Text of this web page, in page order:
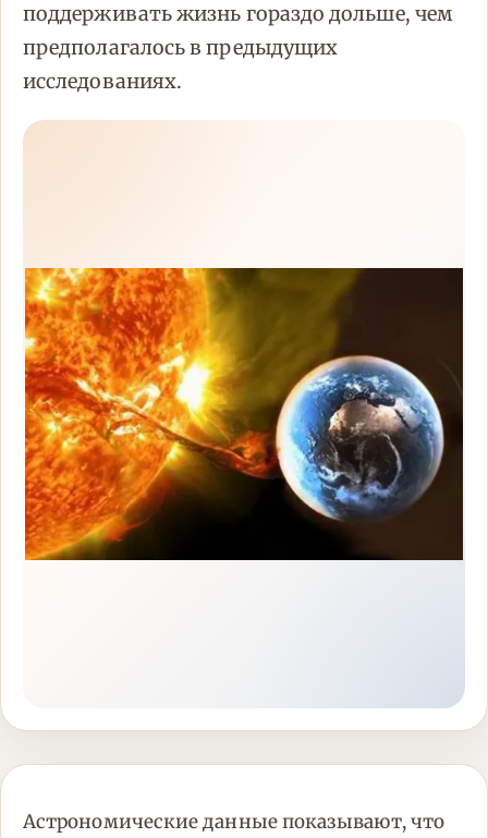
поддерживать жизнь гораздо дольше, чем
предполагалось в предыдущих
исследованиях.
Астрономические данные показывают, что